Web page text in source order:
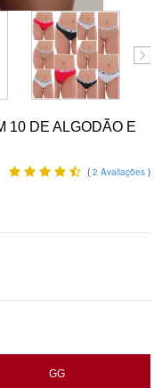
10 DE ALGODÃO E
( 2 Avaliações )
GG